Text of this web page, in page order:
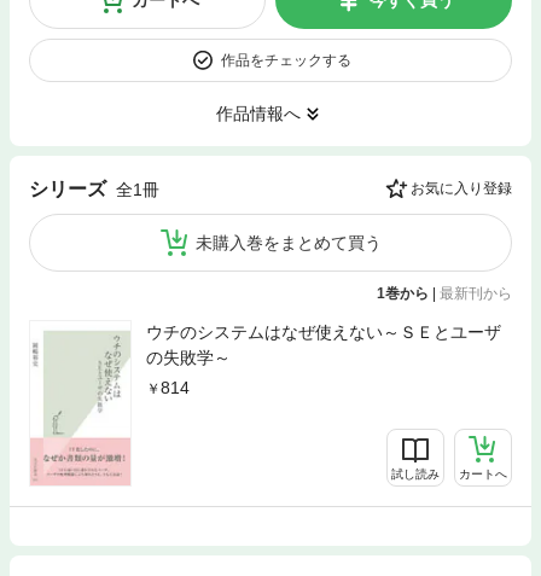
作品をチェックする
作品情報へ
シリーズ 全1冊 お気に入り登録
未購入巻をまとめて買う
1巻から 最新刊から
ウチのシステムはなぜ使えない～ＳＥとユーザ
の失敗学～
814
試し読み カートへ